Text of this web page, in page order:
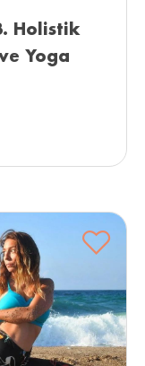
Holistik
Yoga